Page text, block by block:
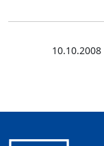
10.10.2008